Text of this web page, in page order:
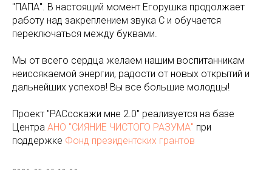
"ПАПА". В настоящий момент Егорушка продолжает
работу над закреплением звука С и обучается
переключаться между буквами.
Мы от всего сердца желаем нашим воспитанникам
неиссякаемой энергии, радости от новых открытий и
дальнейших успехов! Вы все большие молодцы!
Проект "РАСсскажи мне 2.0" реализуется на базе
Центра АНО "СИЯНИЕ ЧИСТОГО РАЗУМА" при
поддержке Фонд президентских грантов